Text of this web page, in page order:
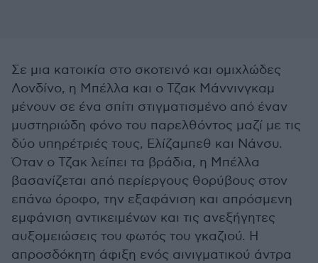
Σε μια κατοικία στο σκοτεινό και ομιχλώδες
Λονδίνο, η Μπέλλα και ο Τζακ Μάννινγκαμ
μένουν σε ένα σπίτι στιγματισμένο από έναν
μυστηριώδη φόνο του παρελθόντος μαζί με τις
δύο υπηρέτριές τους, Ελίζαμπεθ και Νάνσυ.
Όταν ο Τζακ λείπει τα βράδια, η Μπέλλα
βασανίζεται από περίεργους θορύβους στον
επάνω όροφο, την εξαφάνιση και απρόσμενη
εμφάνιση αντικειμένων και τις ανεξήγητες
αυξομειώσεις του φωτός του γκαζιού. Η
απροσδόκητη άφιξη ενός αινιγματικού άντρα